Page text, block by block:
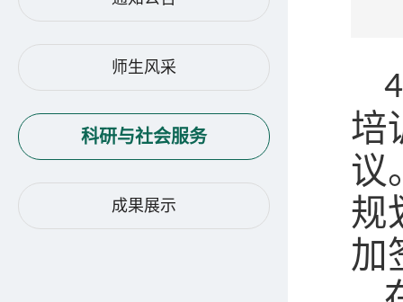
师生风采
科研与社会服务
成果展示
4
培
议
规
加